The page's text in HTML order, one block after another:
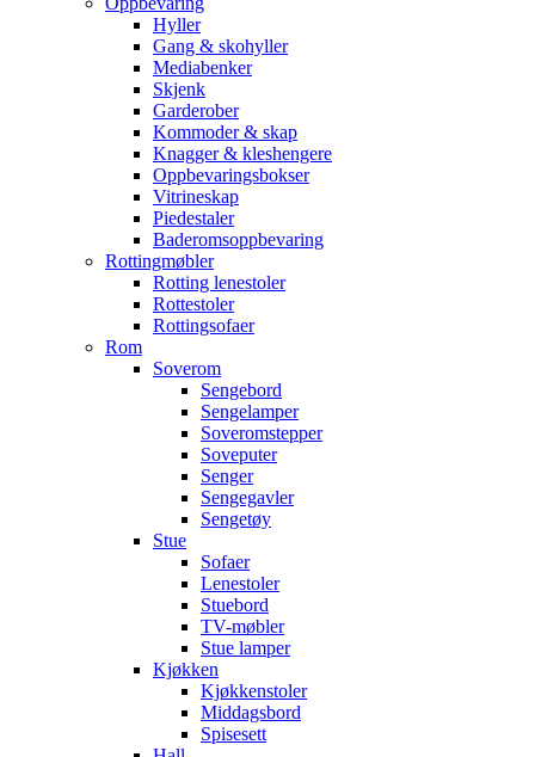
Hyller
Gang & skohyller
Mediabenker
Skjenk
Garderober
Kommoder & skap
Knagger & kleshengere
Oppbevaringsbokser
Vitrineskap
Piedestaler
Baderomsoppbevaring
Rottingmøbler
Rotting lenestoler
Rottestoler
Rottingsofaer
Rom
Soverom
Sengebord
Sengelamper
Soveromstepper
Soveputer
Senger
Sengegavler
Sengetøy
Stue
Sofaer
Lenestoler
Stuebord
TV-møbler
Stue lamper
Kjøkken
Kjøkkenstoler
Middagsbord
Spisesett